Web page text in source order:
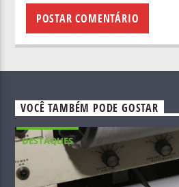
VOCÊ TAMBÉM PODE GOSTAR
DESTAQUES